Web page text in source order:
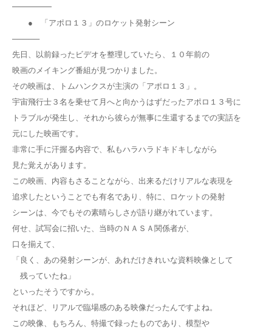
━━━━━
● 「アポロ１３」のロケット発射シーン
─────
先日、以前録ったビデオを整理していたら、１０年前の
映画のメイキング番組が見つかりました。
その映画は、トムハンクスが主演の「アポロ１３」。
宇宙飛行士３名を乗せて月へと向かうはずだったアポロ１３号に
トラブルが発生し、それから彼らが無事に生還するまでの実話を
元にした映画です。
非常に手に汗握る内容で、私もハラハラドキドキしながら
見た覚えがあります。
この映画、内容もさることながら、出来るだけリアルな表現を
追求したということでも有名であり、特に、ロケットの発射
シーンは、今でもその素晴らしさが語り継がれています。
何せ、試写会に招いた、当時のＮＡＳＡ関係者が、
口を揃えて、
「良く、あの発射シーンが、あれだけきれいな資料映像として
残っていたね」
といったそうですから。
それほど、リアルで臨場感のある映像だったんですよね。
この映像、もちろん、特撮で録ったものであり、模型や